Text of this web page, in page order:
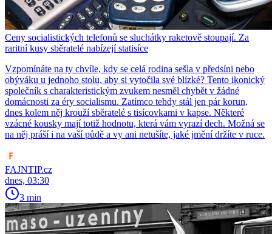
Ceny socialistických telefonů se sluchátky raketově stoupají. Za
raritní kusy sběratelé nabízejí statisíce
Vzpomínáte na ty chvíle, kdy se celá rodina sešla v předsíni nebo
obýváku u jednoho stolu, aby si vytočila své blízké? Tento ikonický
společník s charakteristickým zvukem nesměl chybět v žádné
domácnosti za éry socialismu. Zatímco tehdy stál jen pár korun,
dnes kolem něj krouží sběratelé s tisícovkami v kapse. Některé
vzácné kousky mají totiž hodnotu, která vám vyrazí dech. Možná se
na něj práší i na vaší půdě a vy ani netušíte, jaké jmění držíte v ruce.
FAJNTIP.cz
dnes, 03:30
3 min